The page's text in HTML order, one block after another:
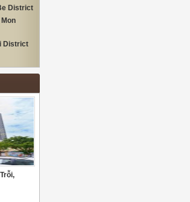
District
District